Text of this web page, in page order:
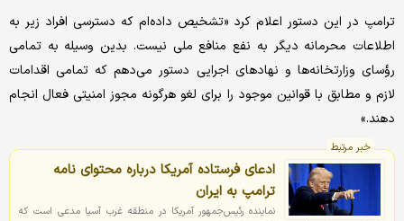
ترامپ در این دستور اعلام کرد «تشخیص داده‌ام که دسترسی افراد زیر به
اطلاعات محرمانه دیگر به نفع منافع ملی نیست. بدین وسیله به تمامی
رؤسای وزارتخانه‌ها و نهاد‌های اجرایی دستور می‌دهم که تمامی اقدامات
لازم و مطابق با قوانین موجود را برای لغو هرگونه مجوز امنیتی فعال انجام
دهند.»
خبر مرتبط
ادعای فرستاده آمریکا درباره محتوای نامه
ترامپ به ایران
نماینده رئیس‌جمهور آمریکا در منطقه غرب آسیا مدعی است که